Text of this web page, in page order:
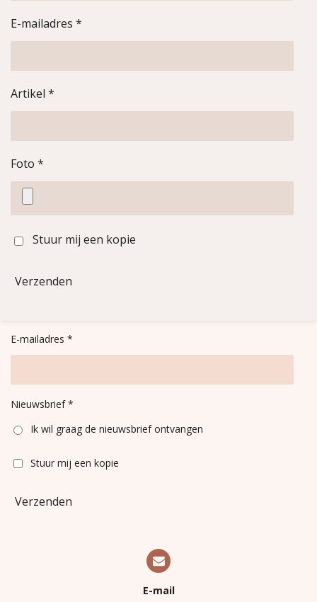
E-mailadres *
Artikel *
Foto *
Stuur mij een kopie
Verzenden
E-mailadres *
Nieuwsbrief *
Ik wil graag de nieuwsbrief ontvangen
Stuur mij een kopie
Verzenden
E-mail